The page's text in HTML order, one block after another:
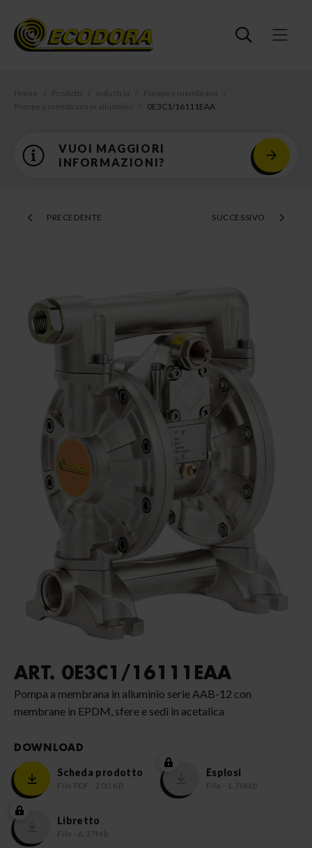
Home Prodotti Industria
Pompe a membrana
Pompe a membrana in alluminio
0E3C1/16111EAA
VUOI MAGGIORI
INFORMAZIONI?
PRECEDENTE SUCCESSIVO
ART. 0E3C1/16111EAA
Pompa a membrana in alluminio serie AAB-12 con
membrane in EPDM, sfere e sedi in acetalica
DOWNLOAD
Scheda prodotto
File PDF - 200 KB
Esplosi
File - 1.70Mb
Libretto
File - 6.37Mb